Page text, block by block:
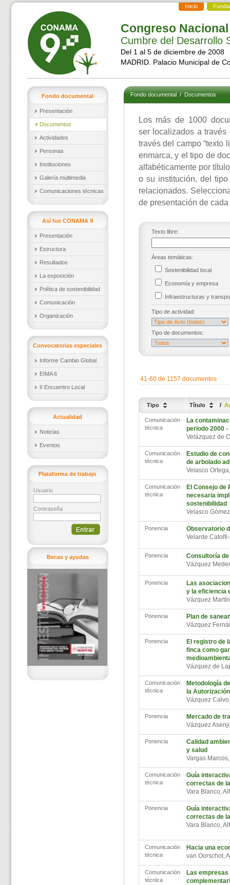
Inicio
Congreso
Cumbre del Desarrollo
Del 1 al 5 de diciembre de 2008
MADRID. Palacio Municipal de
Fondo documental
Presentación
Documentos
Actividades
Personas
Instituciones
Galería multimedia
Comunicaciones técnicas
Así fue CONAMA 9
Presentación
Estructura
Resultados
La exposición
Política de sostenibilidad
Comunicación
Organización
Convocatorias especiales
Informe Cambio Global
EIMA 6
II Encuentro Local
Actualidad
Noticias
Eventos
Plataforma de trabajo
Usuario
Contraseña
Becas y ayudas
Fondo documental/Documentos
Los más de 1000
ser localizados a
través del campo “texto
enmarca, y el tipo de
alfabéticamente por
o su institución, del
relacionados.
de presentación de
Texto libre:
Áreas temáticas:
Sostenibilidad local
Economía y empresa
Infraestructuras y
Tipo de actividad:
Tipo de documentos:
41-60 de 1157 documentos
Tipo Título /
Comunicación
técnica
La
periodo 2000 -
Velázquez de
Comunicación
técnica
Estudio de
de arbolado
Velasco
Comunicación
técnica
El Consejo de
necesaria
sostenibilidad
Velasco
Ponencia
Observatorio
Velarde
Ponencia
Consultoría
Vázquez
Ponencia
Las
y la eficiencia
Vázquez
Ponencia
Plan de
Vázquez
Ponencia
El registro de
finca como
Vázquez de
Comunicación
técnica
Metodología
la
Vázquez
Ponencia
Mercado de
Vázquez
Ponencia
Calidad
y salud
Vargas
Comunicación
técnica
Guía
correctas de
Vara Blanco,
Ponencia
Guía
correctas de
Vara Blanco,
Comunicación
técnica
Hacia una
van Oorschot,
Comunicación
técnica
Las